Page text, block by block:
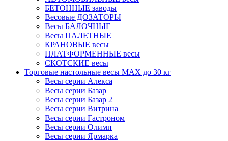
БЕТОННЫЕ заводы
Весовые ДОЗАТОРЫ
Весы БАЛОЧНЫЕ
Весы ПАЛЕТНЫЕ
КРАНОВЫЕ весы
ПЛАТФОРМЕННЫЕ весы
СКОТСКИЕ весы
Торговые настольные весы MAX до 30 кг
Весы серии Алекса
Весы серии Базар
Весы серии Базар 2
Весы серии Витрина
Весы серии Гастроном
Весы серии Олимп
Весы серии Ярмарка